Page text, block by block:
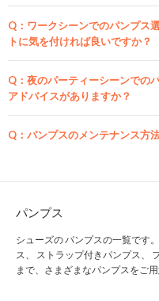
Q： ワークシーンでのパンプス
トに気を付ければ良いですか？
Q： 夜のパーティーシーンでの
アドバイスがありますか？
Q： パンプスのメンテナンス方
パンプス
シューズの パンプスの一覧です
ス、 ストラップ付きパンプス、
まで、さまざまなパンプスをご用